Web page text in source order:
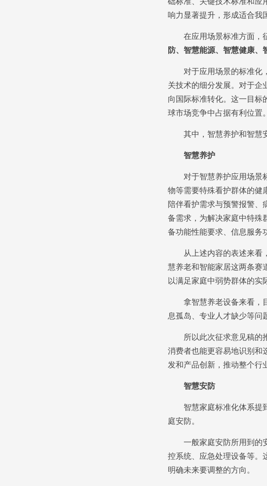
响力显著提升，形成适合我
在应用场景标准方面，
防、智慧能源、智慧健康、
对于应用场景的标准化，
关技术的细分发展。对于企
向国际标准转化。这一目标
球市场竞争中占据有利位置。
其中，智慧养护和智慧安
智慧养护
对于智慧养护应用场景标
物等需要特殊看护群体的健
陪伴看护需求与预警报警、
备需求，为解决家庭中特殊
备功能性能要求、信息服务
从上述内容的表述来看，
慧养老和智能家居这两条赛
以满足家庭中弱势群体的实
拿智慧养老设备来看，目
息孤岛、专业人才缺少等问
所以此次征求意见稿的推
消费者也能更容易地识别和
发和产品创新，推动整个行
智慧安防
智慧家庭标准化体系提到
庭安防。
一般家庭安防所用到的安
控系统、应急处理设备等。
明确未来要调整的方向。